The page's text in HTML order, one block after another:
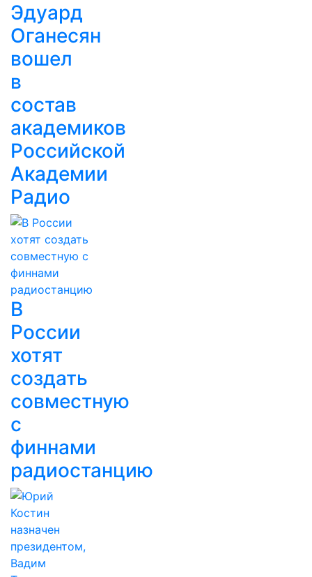
Эдуард
Оганесян
вошел
в
состав
академиков
Российской
Академии
Радио
В
России
хотят
создать
совместную
с
финнами
радиостанцию